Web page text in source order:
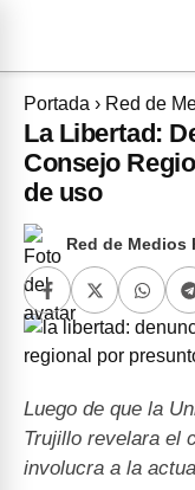
Portada › Red de
La Libertad:
Consejo
de uso
Red de Medios
Luego de que la
Trujillo revelara el
involucra a la